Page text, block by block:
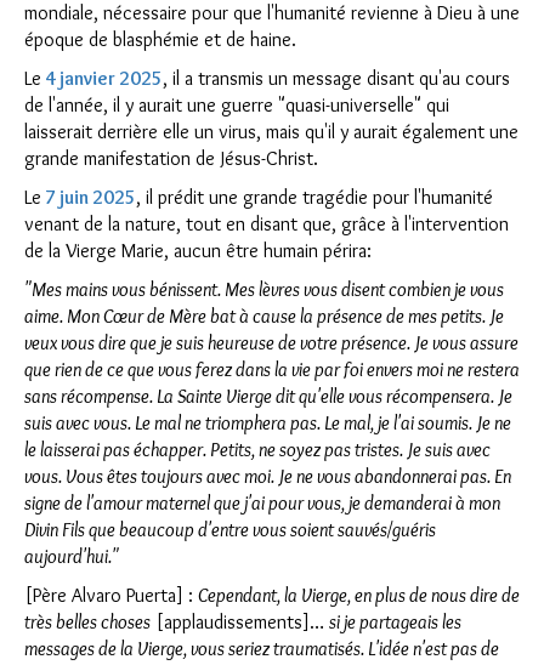
mondiale, nécessaire pour que l'humanité revienne à Dieu à une
époque de blasphémie et de haine.
Le 4 janvier 2025, il a transmis un message disant qu'au cours
de l'année, il y aurait une guerre "quasi-universelle" qui
laisserait derrière elle un virus, mais qu'il y aurait également une
grande manifestation de Jésus-Christ.
Le 7 juin 2025, il prédit une grande tragédie pour l'humanité
venant de la nature, tout en disant que, grâce à l'intervention
de la Vierge Marie, aucun être humain périra:
"Mes mains vous bénissent. Mes lèvres vous disent combien je vous
aime. Mon Cœur de Mère bat à cause la présence de mes petits. Je
veux vous dire que je suis heureuse de votre présence. Je vous assure
que rien de ce que vous ferez dans la vie par foi envers moi ne restera
sans récompense. La Sainte Vierge dit qu'elle vous récompensera. Je
suis avec vous. Le mal ne triomphera pas. Le mal, je l'ai soumis. Je ne
le laisserai pas échapper. Petits, ne soyez pas tristes. Je suis avec
vous. Vous êtes toujours avec moi. Je ne vous abandonnerai pas. En
signe de l'amour maternel que j'ai pour vous, je demanderai à mon
Divin Fils que beaucoup d'entre vous soient sauvés/guéris
aujourd'hui."
[Père Alvaro Puerta] : Cependant, la Vierge, en plus de nous dire de
très belles choses [applaudissements]… si je partageais les
messages de la Vierge, vous seriez traumatisés. L'idée n'est pas de